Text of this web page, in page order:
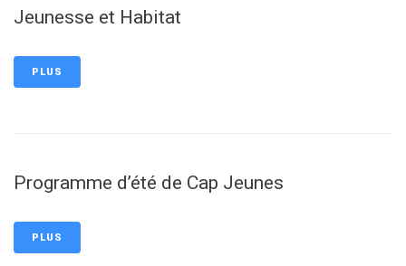
Jeunesse et Habitat
PLUS
Programme d’été de Cap Jeunes
PLUS